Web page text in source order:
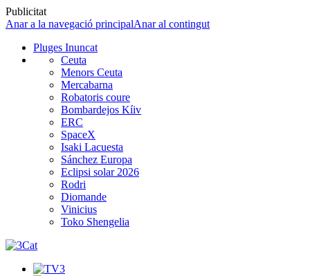
Publicitat
Anar a la navegació principalAnar al contingut
Pluges Inuncat
Ceuta
Menors Ceuta
Mercabarna
Robatoris coure
Bombardejos Kíiv
ERC
SpaceX
Isaki Lacuesta
Sánchez Europa
Eclipsi solar 2026
Rodri
Diomande
Vinicius
Toko Shengelia